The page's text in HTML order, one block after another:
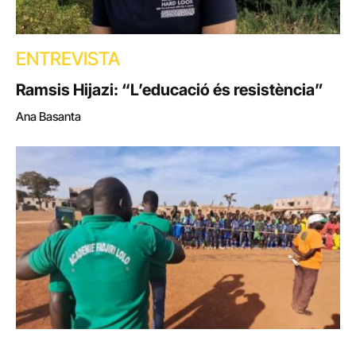
ENTREVISTA
Ramsis Hijazi: “L’educació és resistència”
Ana Basanta